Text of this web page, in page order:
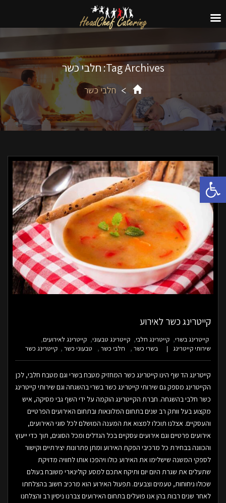
Tag Archives: חלבי כשר
חלבי כשר
קייטרינג כשר לאירוע
קייטרינג בשרי קייטרינג חלבי קייטרינג טבעוני
קייטרינג לאירועים
שירותי קייטרינג
בשרי כשר חלבי כשר טבעוני כשר קייטרינג כשר
קייטרינג הד שף הינו קייטרינג כשר המחזיק מטבח בשרי וגם מטבח חלבי, לכן
הקייטרינג מספק גם שירותי קייטרינג כשר בשרי בהשגחה וגם שירותי קייטרינג
כשר חלבי בהשגחה. חברת הקייטרינג הוקמה על ידי השף גבי מסיקה, איש
מקצוע בעל וותק רב שנים בתחום המלונאות ובתחום האירועים הפרטיים
והעסקיים. אצלנו תוכלו למצוא את המענה המושלם לכל סוגי האירועים,
אירועים פרטיים וגם אירועים עסקיים בכל הגדלים ומכל הסוגים, תוך כדי ייעוץ
והכוונה בבחירת כל מרכיבי הפקת האירוע ומתן פתרונות יצירתיים וקישור
לספקי המשנה שישלימו את האירוע כולו ויהפכו אותו לחוויה מדויקת
שתעלים את שגרת היום יום ותיקח אתכם למסע קולינארי משובח בעולם
שכולו ניחוחות, טעמים וצבעים. תפעול האירוע הוא מרכיב חשוב בהצלחתו
לאחר שנים רבות בהן אנו פועלים בתחום האירועים צברנו ניסיון רב והצלחנו
פתח סרגל נגישות